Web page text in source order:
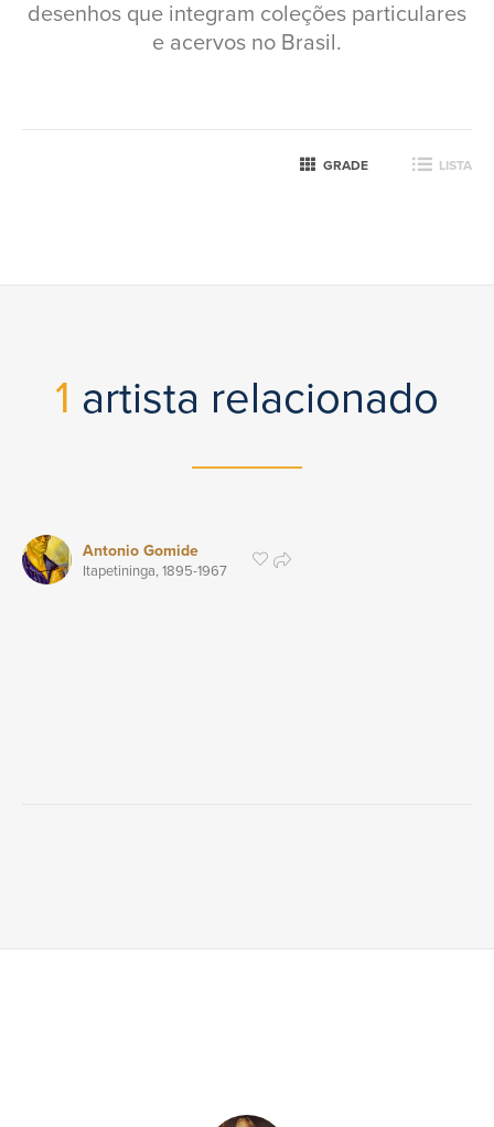
desenhos que integram coleções particulares
e acervos no Brasil.
GRADE LISTA
1 artista relacionado
Antonio Gomide
Itapetininga,1895-1967